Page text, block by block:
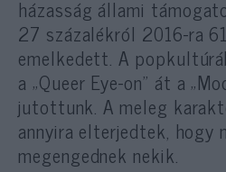
házasság állami
27 százalékról 2016-ra
emelkedett. A
a „Queer Eye-on” át a
jutottunk. A meleg
annyira elterjedtek, hogy
megengednek nekik.